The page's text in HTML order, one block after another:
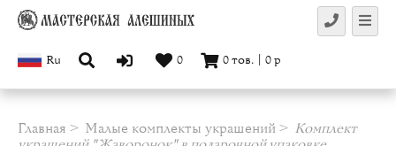
Ru 0 0тов. 0р
Главная Малые комплекты украшений
Комплект